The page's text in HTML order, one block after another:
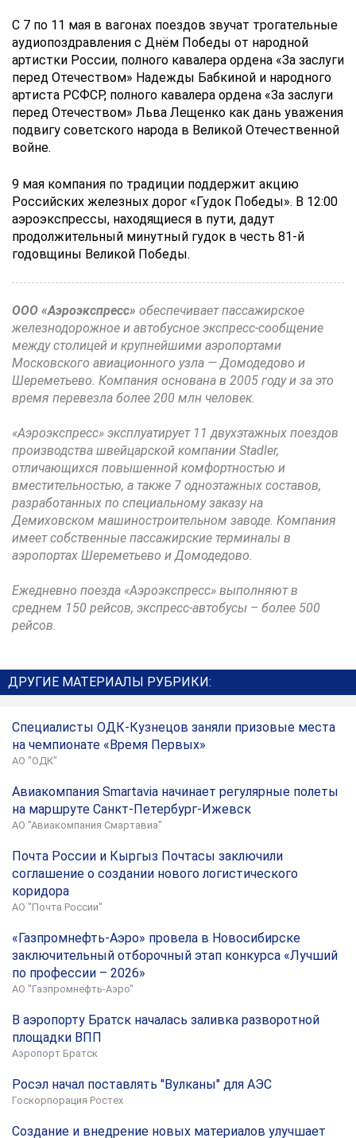
С 7 по 11 мая в вагонах поездов звучат трогательные
аудиопоздравления с Днём Победы от народной
артистки России, полного кавалера ордена «За заслуги
перед Отечеством» Надежды Бабкиной и народного
артиста РСФСР, полного кавалера ордена «За заслуги
перед Отечеством» Льва Лещенко как дань уважения
подвигу советского народа в Великой Отечественной
войне.
9 мая компания по традиции поддержит акцию
Российских железных дорог «Гудок Победы». В 12:00
аэроэкспрессы, находящиеся в пути, дадут
продолжительный минутный гудок в честь 81-й
годовщины Великой Победы.
ООО «Аэроэкспресс» обеспечивает пассажирское
железнодорожное и автобусное экспресс-сообщение
между столицей и крупнейшими аэропортами
Московского авиационного узла — Домодедово и
Шереметьево. Компания основана в 2005 году и за это
время перевезла более 200 млн человек.
«Аэроэкспресс» эксплуатирует 11 двухэтажных поездов
производства швейцарской компании Stadler,
отличающихся повышенной комфортностью и
вместительностью, а также 7 одноэтажных составов,
разработанных по специальному заказу на
Демиховском машиностроительном заводе. Компания
имеет собственные пассажирские терминалы в
аэропортах Шереметьево и Домодедово.
Ежедневно поезда «Аэроэкспресс» выполняют в
среднем 150 рейсов, экспресс-автобусы – более 500
рейсов.
ДРУГИЕ МАТЕРИАЛЫ РУБРИКИ:
Специалисты ОДК-Кузнецов заняли призовые места
на чемпионате «Время Первых»
АО "ОДК"
Авиакомпания Smartavia начинает регулярные полеты
на маршруте Санкт-Петербург-Ижевск
АО "Авиакомпания Смартавиа"
Почта России и Кыргыз Почтасы заключили
соглашение о создании нового логистического
коридора
АО "Почта России"
«Газпромнефть-Аэро» провела в Новосибирске
заключительный отборочный этап конкурса «Лучший
по профессии – 2026»
АО "Газпромнефть-Аэро"
В аэропорту Братск началась заливка разворотной
площадки ВПП
Аэропорт Братск
Росэл начал поставлять "Вулканы" для АЭС
Госкорпорация Ростех
Создание и внедрение новых материалов улучшает